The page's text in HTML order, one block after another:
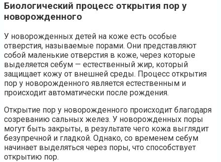
Биологический процесс открытия пор у
новорожденного
У новорожденных детей на коже есть особые
отверстия, называемые порами. Они представляют
собой маленькие отверстия в коже, через которые
выделяется себум — естественный жир, который
защищает кожу от внешней среды. Процесс открытия
пор у новорожденного является естественным и
происходит автоматически после рождения.
Открытие пор у новорожденного происходит благодаря
созреванию сальных желез. У новорожденных поры
могут быть закрыты, в результате чего кожа выглядит
безупречной и гладкой. Однако, со временем себум
начинает выделяться через поры, что способствует
открытию пор.